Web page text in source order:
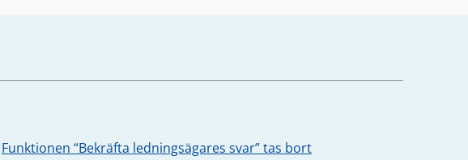
Funktionen “Bekräfta ledningsägares svar” tas bort